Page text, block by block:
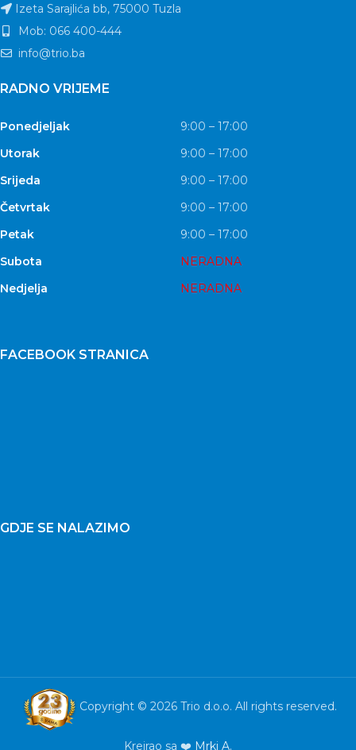
Izeta Sarajlića bb, 75000 Tuzla
Mob: 066 400-444
info@trio.ba
RADNO VRIJEME
Ponedjeljak
9:00 – 17:00
Utorak
9:00 – 17:00
Srijeda
9:00 – 17:00
Četvrtak
9:00 – 17:00
Petak
9:00 – 17:00
Subota
NERADNA
Nedjelja
NERADNA
FACEBOOK STRANICA
GDJE SE NALAZIMO
Copyright © 2026 Trio d.o.o. All rights reserved.
Kreirao sa ❤️ Mrki A.